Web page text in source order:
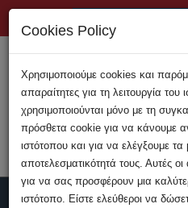
Cookies Policy
Χρησιμοποιούμε cookies και
απαραίτητες για τη λειτουργία
χρησιμοποιούνται μόνο με τη
πρόσθετα cookie για να κάνουμε
ιστότοπου και για να ελέγξουμε τα
αποτελεσματικότητά τους. Αυτές
για να σας προσφέρουν μια
ιστότοπο. Είστε ελεύθεροι να